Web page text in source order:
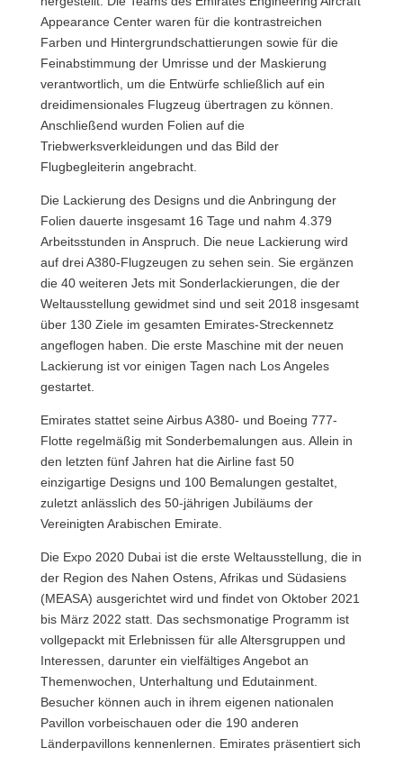
Appearance Center waren für die kontrastreichen
Farben und Hintergrundschattierungen sowie für die
Feinabstimmung der Umrisse und der Maskierung
verantwortlich, um die Entwürfe schließlich auf ein
dreidimensionales Flugzeug übertragen zu können.
Anschließend wurden Folien auf die
Triebwerksverkleidungen und das Bild der
Flugbegleiterin angebracht.
Die Lackierung des Designs und die Anbringung der
Folien dauerte insgesamt 16 Tage und nahm 4.379
Arbeitsstunden in Anspruch. Die neue Lackierung wird
auf drei A380-Flugzeugen zu sehen sein. Sie ergänzen
die 40 weiteren Jets mit Sonderlackierungen, die der
Weltausstellung gewidmet sind und seit 2018 insgesamt
über 130 Ziele im gesamten Emirates-Streckennetz
angeflogen haben. Die erste Maschine mit der neuen
Lackierung ist vor einigen Tagen nach Los Angeles
gestartet.
Emirates stattet seine Airbus A380- und Boeing 777-
Flotte regelmäßig mit Sonderbemalungen aus. Allein in
den letzten fünf Jahren hat die Airline fast 50
einzigartige Designs und 100 Bemalungen gestaltet,
zuletzt anlässlich des 50-jährigen Jubiläums der
Vereinigten Arabischen Emirate.
Die Expo 2020 Dubai ist die erste Weltausstellung, die in
der Region des Nahen Ostens, Afrikas und Südasiens
(MEASA) ausgerichtet wird und findet von Oktober 2021
bis März 2022 statt. Das sechsmonatige Programm ist
vollgepackt mit Erlebnissen für alle Altersgruppen und
Interessen, darunter ein vielfältiges Angebot an
Themenwochen, Unterhaltung und Edutainment.
Besucher können auch in ihrem eigenen nationalen
Pavillon vorbeischauen oder die 190 anderen
Länderpavillons kennenlernen. Emirates präsentiert sich